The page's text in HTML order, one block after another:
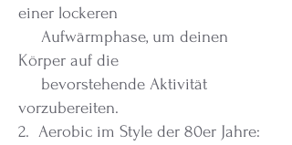
einer lockeren
Aufwärmphase, um deinen
Körper auf die
bevorstehende Aktivität
vorzubereiten.
2. Aerobic im Style der 80er Jahre: